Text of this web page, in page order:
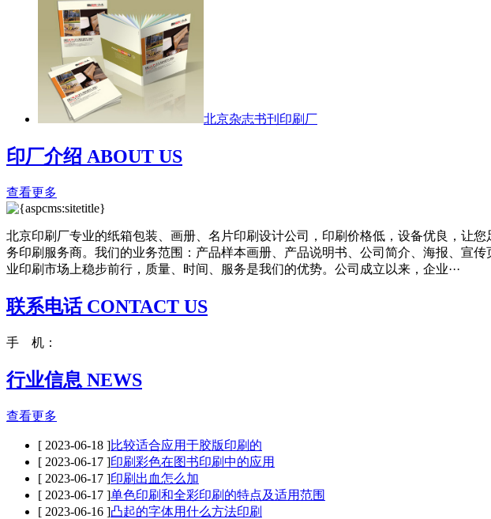
北京杂志书刊印刷厂
印厂介绍 ABOUT US
查看更多
北京印刷厂专业的纸箱包装、画册、名片印刷设计公司，印刷价格低，设备优良，让
务印刷服务商。我们的业务范围：产品样本画册、产品说明书、公司简介、海报、宣
业印刷市场上稳步前行，质量、时间、服务是我们的优势。公司成立以来，企业···
联系电话 CONTACT US
手 机：
行业信息 NEWS
查看更多
[ 2023-06-18 ]比较适合应用于胶版印刷的
[ 2023-06-17 ]印刷彩色在图书印刷中的应用
[ 2023-06-17 ]印刷出血怎么加
[ 2023-06-17 ]单色印刷和全彩印刷的特点及适用范围
[ 2023-06-16 ]凸起的字体用什么方法印刷